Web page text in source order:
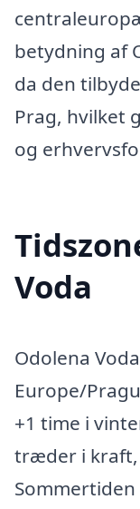
betydning af
da den
Prag, hvilket
og
Voda
Odolena
Europe/
+1 time i
træder i kraft,